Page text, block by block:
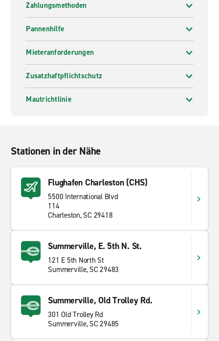
Zahlungsmethoden
Pannenhilfe
Mieteranforderungen
Zusatzhaftpflichtschutz
Mautrichtlinie
Stationen in der Nähe
Flughafen Charleston (CHS)
5500 International Blvd
114
Charleston, SC 29418
Summerville, E. 5th N. St.
121 E 5th North St
Summerville, SC 29483
Summerville, Old Trolley Rd.
301 Old Trolley Rd
Summerville, SC 29485